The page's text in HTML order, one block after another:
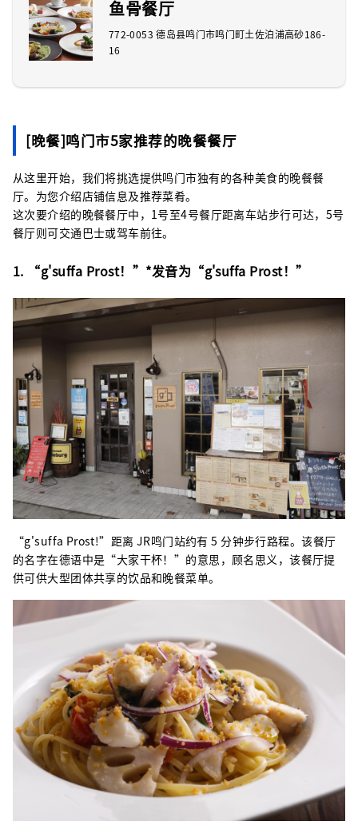
鱼骨餐厅
772-0053 德岛县鸣门市鸣门町土佐泊浦高砂186-
16
[晚餐]鸣门市5家推荐的晚餐餐厅
从这里开始，我们将挑选提供鸣门市独有的各种美食的晚餐餐
厅。为您介绍店铺信息及推荐菜肴。
这次要介绍的晚餐餐厅中，1号至4号餐厅距离车站步行可达，5号
餐厅则可交通巴士或驾车前往。
1. “g'suffa Prost！”*发音为“g'suffa Prost！”
“g'suffa Prost!”距离 JR鸣门站约有 5 分钟步行路程。该餐厅
的名字在德语中是“大家干杯！”的意思，顾名思义，该餐厅提
供可供大型团体共享的饮品和晚餐菜单。